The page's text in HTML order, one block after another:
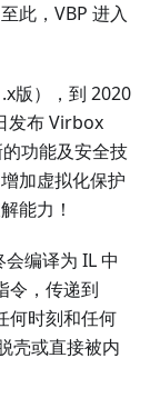
此，VBP 进入
版），到 2020
发布 Virbox
功能及安全技
加虚拟化保护
能力！
编译为 IL 中
令，传递到
何时刻和任何
壳或直接被内